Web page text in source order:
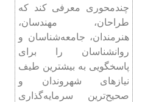
چند‌محوری معرفی کند که
طراحان، مهندسان،
هنرمندان، جامعه‌شناسان و
روانشناسان را برای
پاسخگویی به بيشترين طيف
نيازهای شهروندان و
صحيح‌ترين سرمايه‌گذاری